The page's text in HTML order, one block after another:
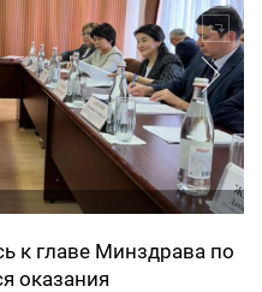
к главе Минздрава по
оказания